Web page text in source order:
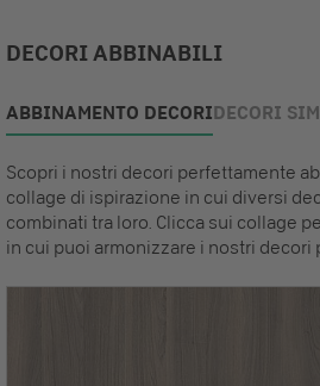
DECORI ABBINABILI
ABBINAMENTO DECORIDECORI
Scopri i nostri decori perfettamente
collage di ispirazione in cui diversi
combinati tra loro. Clicca sui collage
in cui puoi armonizzare i nostri decori